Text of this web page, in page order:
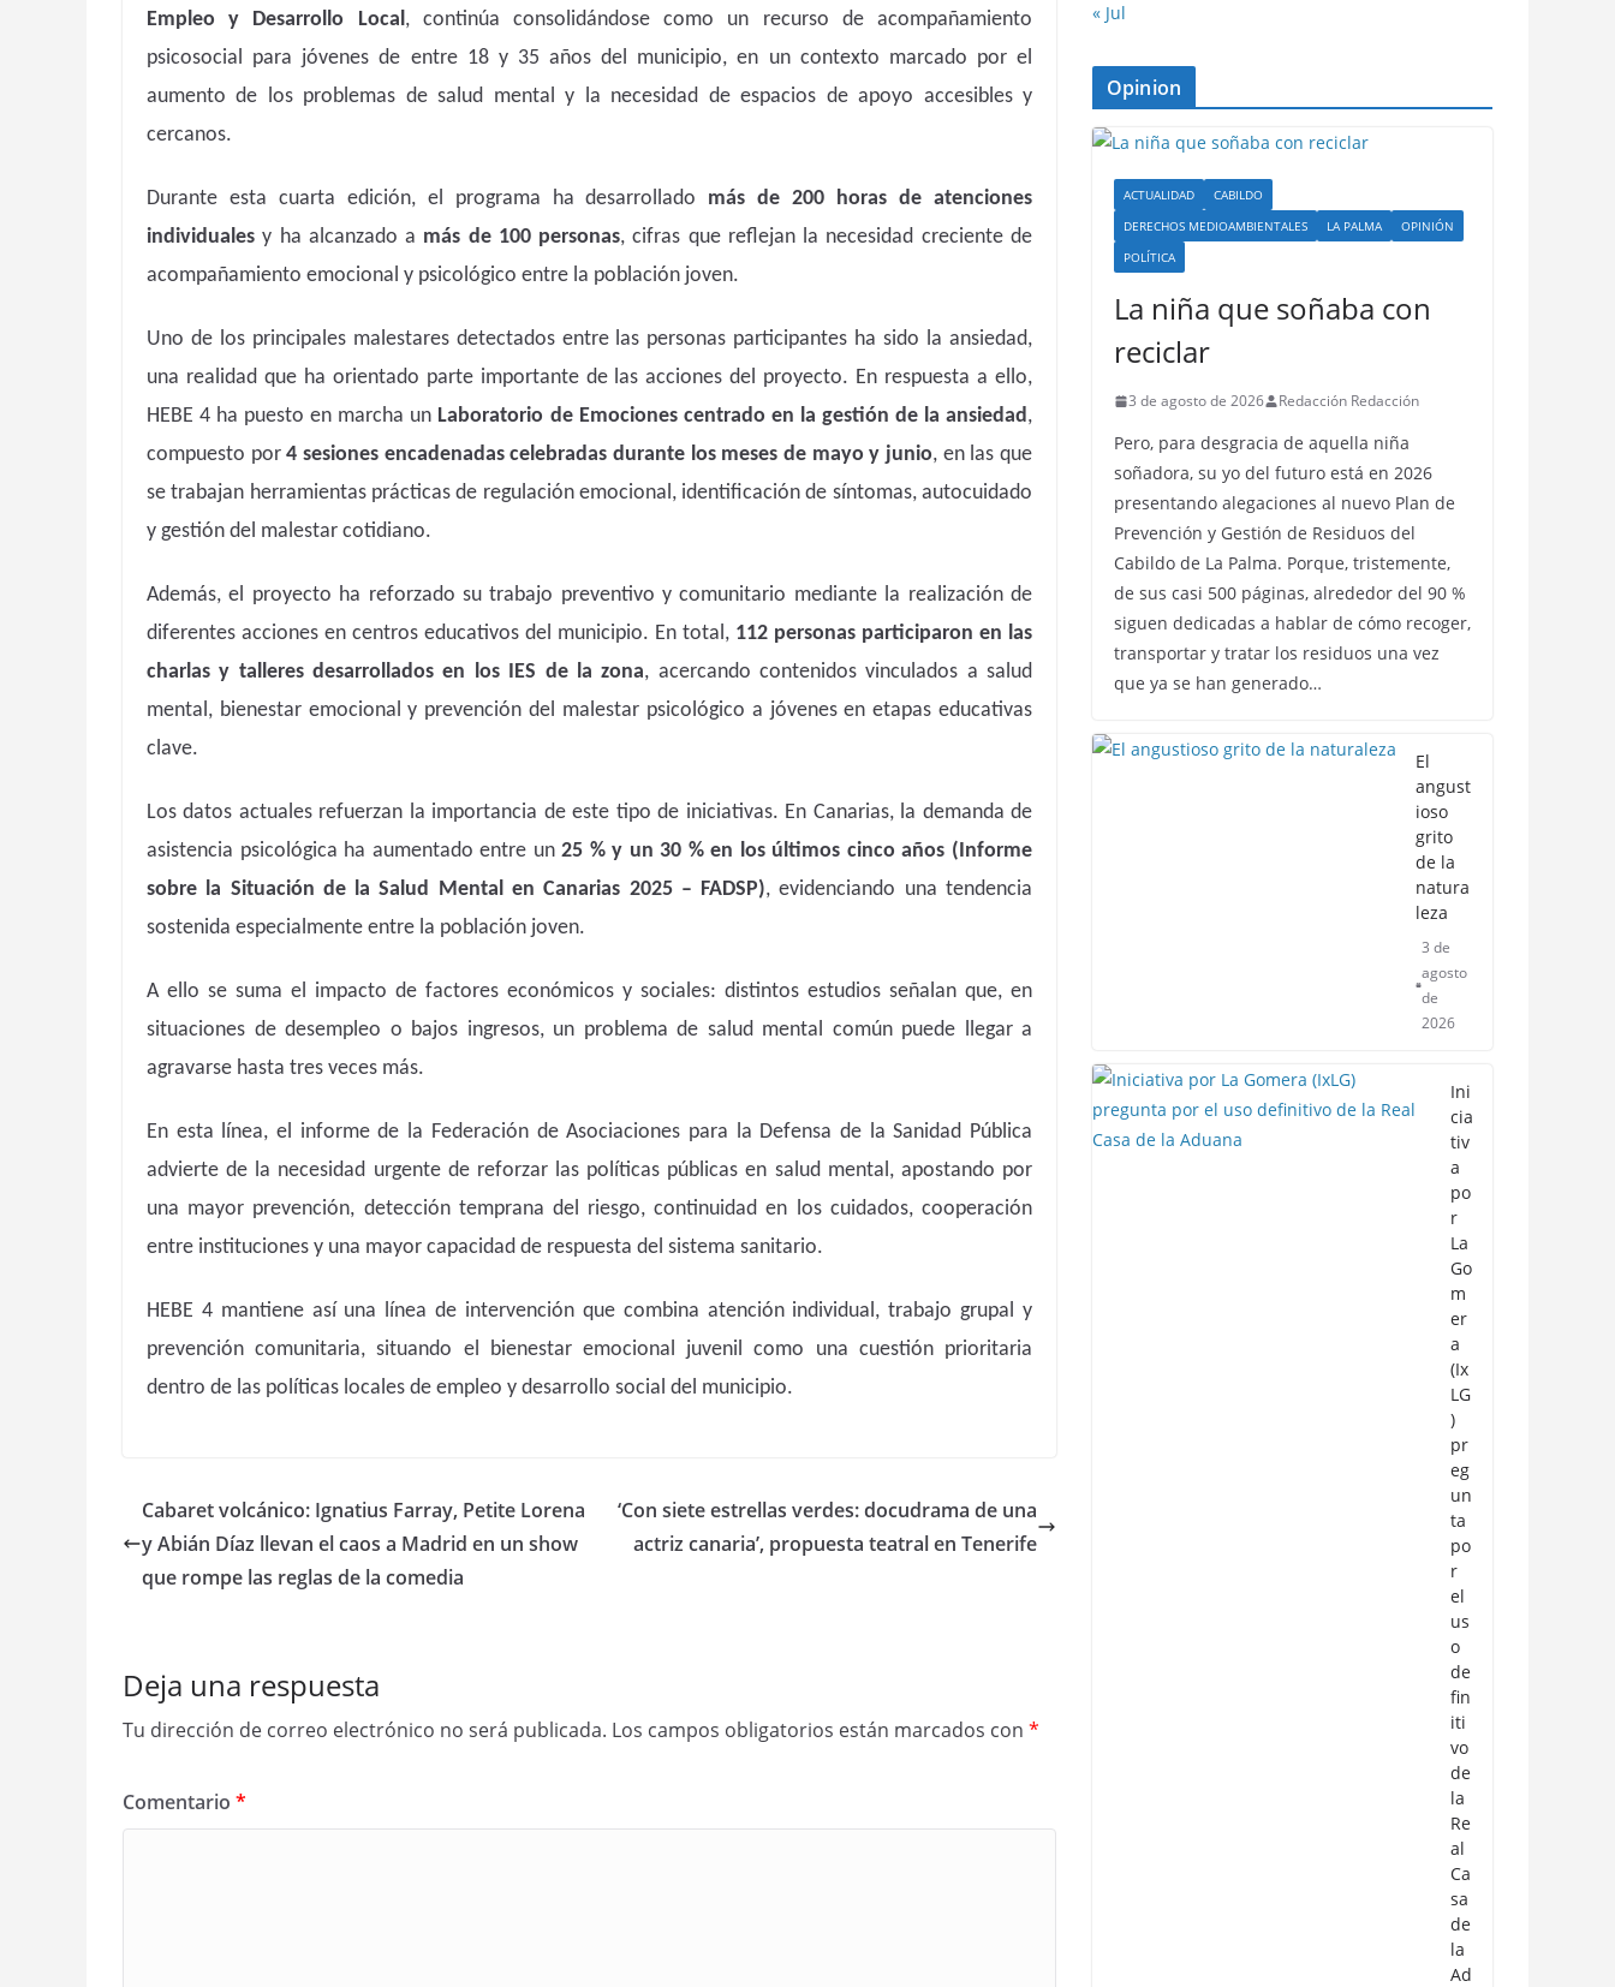
Empleo y Desarrollo Local, continúa consolidándose como un recurso de acompañamiento
psicosocial para jóvenes de entre 18 y 35 años del municipio, en un contexto marcado por el
aumento de los problemas de salud mental y la necesidad de espacios de apoyo accesibles y
cercanos.
Durante esta cuarta edición, el programa ha desarrollado más de 200 horas de atenciones
individuales y ha alcanzado a más de 100 personas, cifras que reflejan la necesidad creciente de
acompañamiento emocional y psicológico entre la población joven.
Uno de los principales malestares detectados entre las personas participantes ha sido la ansiedad,
una realidad que ha orientado parte importante de las acciones del proyecto. En respuesta a ello,
HEBE 4 ha puesto en marcha un Laboratorio de Emociones centrado en la gestión de la ansiedad,
compuesto por4 sesiones encadenadas celebradas durante los meses de mayo y junio, en las que
se trabajan herramientas prácticas de regulación emocional, identificación de síntomas, autocuidado
y gestión del malestar cotidiano.
Además, el proyecto ha reforzado su trabajo preventivo y comunitario mediante la realización de
diferentes acciones en centros educativos del municipio. En total, 112 personas participaron en las
charlas y talleres desarrollados en los IES de la zona, acercando contenidos vinculados a salud
mental, bienestar emocional y prevención del malestar psicológico a jóvenes en etapas educativas
clave.
Los datos actuales refuerzan la importancia de este tipo de iniciativas. En Canarias, la demanda de
asistencia psicológica ha aumentado entre un25 % y un 30 % en los últimos cinco años (Informe
sobre la Situación de la Salud Mental en Canarias 2025 – FADSP), evidenciando una tendencia
sostenida especialmente entre la población joven.
A ello se suma el impacto de factores económicos y sociales: distintos estudios señalan que, en
situaciones de desempleo o bajos ingresos, un problema de salud mental común puede llegar a
agravarse hasta tres veces más.
En esta línea, el informe de la Federación de Asociaciones para la Defensa de la Sanidad Pública
advierte de la necesidad urgente de reforzar las políticas públicas en salud mental, apostando por
una mayor prevención, detección temprana del riesgo, continuidad en los cuidados, cooperación
entre instituciones y una mayor capacidad de respuesta del sistema sanitario.
HEBE 4 mantiene así una línea de intervención que combina atención individual, trabajo grupal y
prevención comunitaria, situando el bienestar emocional juvenil como una cuestión prioritaria
dentro de las políticas locales de empleo y desarrollo social del municipio.
Cabaret volcánico: Ignatius Farray, Petite Lorena
y Abián Díaz llevan el caos a Madrid en un show
que rompe las reglas de la comedia
‘Con siete estrellas verdes: docudrama de una
actriz canaria’, propuesta teatral en Tenerife
Deja una respuesta
Tu dirección de correo electrónico no será publicada. Los campos obligatorios están marcados con *
Comentario *
« Jul
Opinion
ACTUALIDAD
CABILDO
DERECHOS MEDIOAMBIENTALES
LA PALMA
OPINIÓN
POLÍTICA
La niña que soñaba con
reciclar
3 de agosto de 2026 Redacción Redacción
Pero, para desgracia de aquella niña
soñadora, su yo del futuro está en 2026
presentando alegaciones al nuevo Plan de
Prevención y Gestión de Residuos del
Cabildo de La Palma. Porque, tristemente,
de sus casi 500 páginas, alrededor del 90 %
siguen dedicadas a hablar de cómo recoger,
transportar y tratar los residuos una vez
que ya se han generado…
El
angust
ioso
grito
de la
natura
leza
3 de
agosto
de
2026
Ini
cia
tiv
a
po
r
La
Go
m
er
a
(Ix
LG
)
pr
eg
un
ta
po
r
el
us
o
de
fin
iti
vo
de
la
Re
al
Ca
sa
de
la
Ad